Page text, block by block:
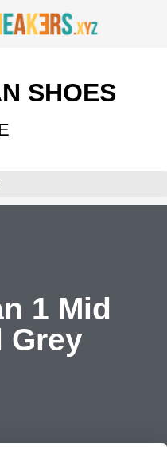
SHOES
1 Mid
Grey